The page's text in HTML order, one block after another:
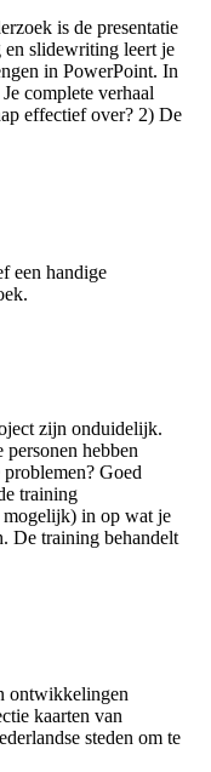
is de presentatie
slidewriting leert je
in PowerPoint. In
complete verhaal
effectief over? 2) De
een handige
zijn onduidelijk.
hebben
Goed
training
mogelijk) in op wat je
De training behandelt
ontwikkelingen
kaarten van
steden om te